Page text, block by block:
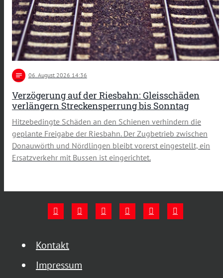
notes 06. August 2026 14:36
Verzögerung auf der Riesbahn: Gleisschäden
verlängern Streckensperrung bis Sonntag
Hitzebedingte Schäden an den Schienen verhindern die
geplante Freigabe der Riesbahn. Der Zugbetrieb zwischen
Donauwörth und Nördlingen bleibt vorerst eingestellt, ein
Ersatzverkehr mit Bussen ist eingerichtet.
Kontakt
Impressum